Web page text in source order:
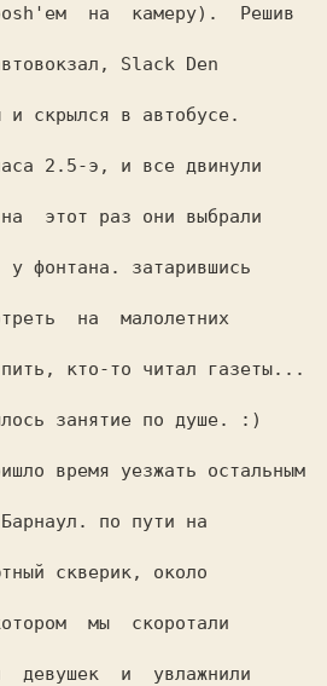
на  камеру).  Решив
Slack Den
и скрылся в автобусе.
2.5-э, и все двинули
этот раз они выбрали
фонтана. затарившись
на  малолетних
кто-то читал газеты...
занятие по душе. :)
время уезжать остальным
по пути на
скверик, около
мы  скоротали
девушек  и  увлажнили